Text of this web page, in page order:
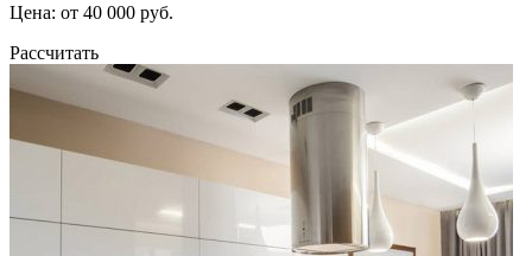
Цена: от 40 000 руб.
Рассчитать